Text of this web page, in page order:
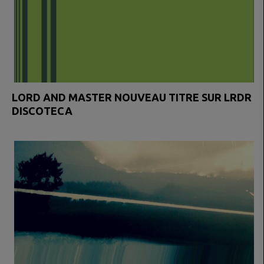
LORD AND MASTER NOUVEAU TITRE SUR LRDR
DISCOTECA